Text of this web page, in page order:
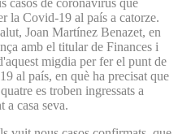
la Covid-19 al país a catorze.
Joan Martínez Benazet, en
amb el titular de Finances i
migdia per fer el punt de
al país, en què ha precisat que
es troben ingressats a
a casa seva.